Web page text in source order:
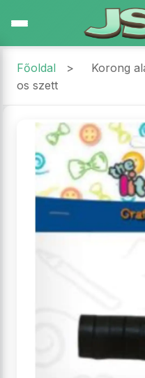
Főoldal >
Korong
os szett